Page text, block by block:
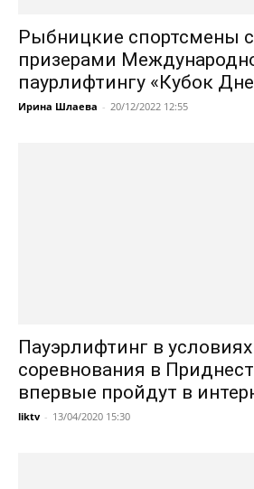
Рыбницкие спортсмены
призерами
паурлифтингу «Кубок
Ирина Шлаева - 20/12/2022 12:55
Пауэрлифтинг в
соревнования в
впервые пройдут в
liktv - 13/04/2020 15:30